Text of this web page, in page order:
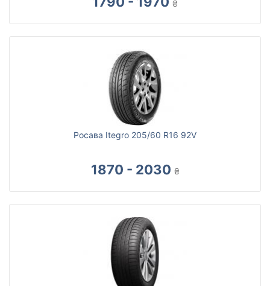
₴
Росава Itegro 205/60 R16 92V
1870 - 2030 ₴